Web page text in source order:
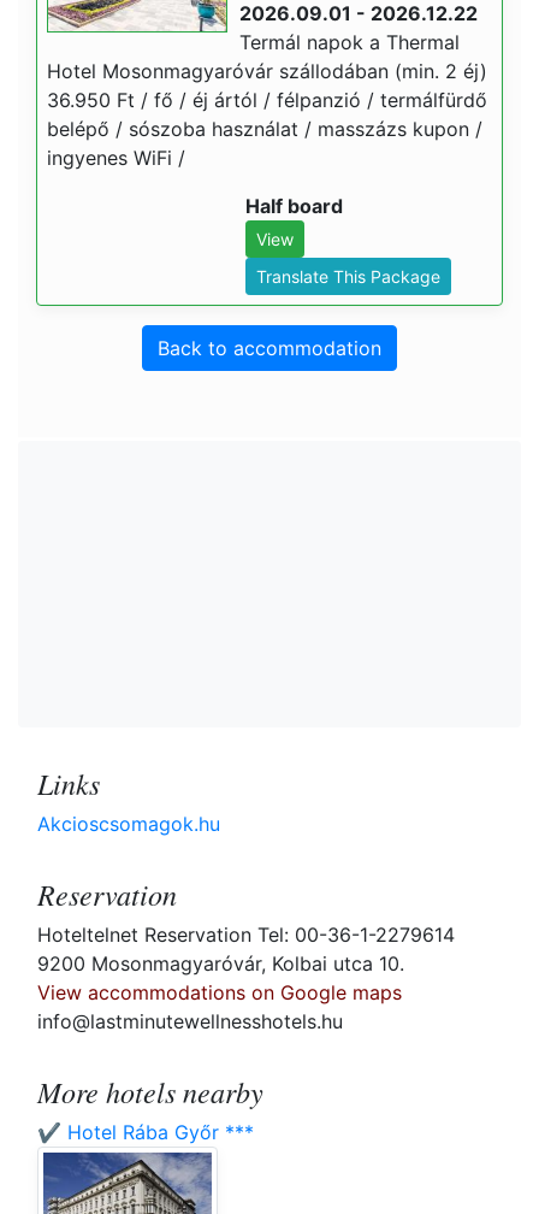
2026.09.01 - 2026.12.22
Termál napok a Thermal
Hotel Mosonmagyaróvár szállodában (min. 2 éj)
36.950 Ft / fő / éj ártól / félpanzió / termálfürdő
belépő / sószoba használat / masszázs kupon /
ingyenes WiFi /
Half board
View
Translate This Package
Back to accommodation
Links
Akcioscsomagok.hu
Reservation
Hoteltelnet Reservation Tel: 00-36-1-2279614
9200 Mosonmagyaróvár, Kolbai utca 10.
View accommodations on Google maps
info@lastminutewellnesshotels.hu
More hotels nearby
✔️ Hotel Rába Győr ***